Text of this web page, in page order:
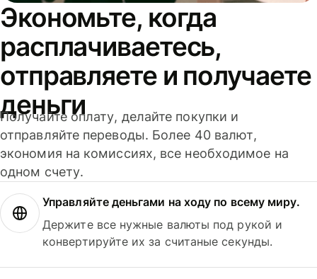
Экономьте, когда
расплачиваетесь,
отправляете и получаете
деньги
Получайте оплату, делайте покупки и
отправляйте переводы. Более 40 валют,
экономия на комиссиях, все необходимое на
одном счету.
Управляйте деньгами на ходу по всему миру.
Держите все нужные валюты под рукой и
конвертируйте их за считаные секунды.